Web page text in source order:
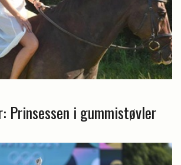
Prinsessen i gummistøvler